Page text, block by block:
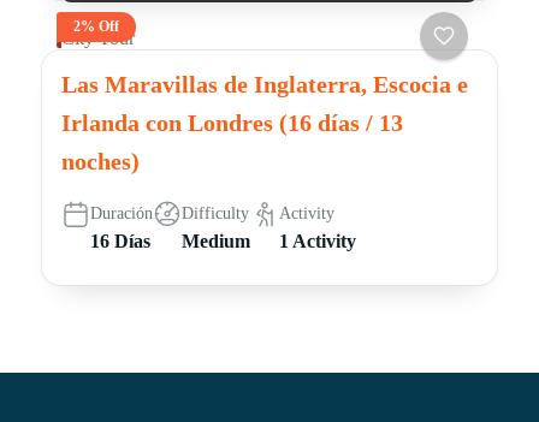
2% Off
City Tour
Las Maravillas de Inglaterra, Escocia e
Irlanda con Londres (16 días / 13
noches)
Duración
16 Días
Difficulty
Medium
Activity
1 Activity